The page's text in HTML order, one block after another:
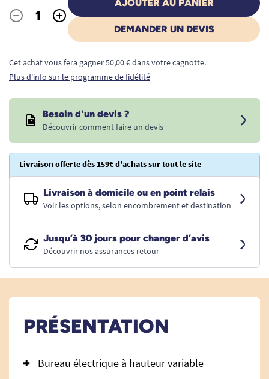
Quantité
- +
AJOUTER AU PANIER
DEMANDER UN DEVIS
Cet achat vous fera gagner 50,00 € dans votre cagnotte.
Plus d'info sur le programme de fidélité
Besoin d'un devis ?
Découvrir comment faire un devis
Livraison offerte dès 159€ d'achats sur tout le site
Livraison à domicile ou en point relais
Voir les options, selon encombrement et destination
Jusqu’à 30 jours pour changer d’avis
Découvrir nos assurances retour
PRÉSENTATION
Bureau électrique à hauteur variable